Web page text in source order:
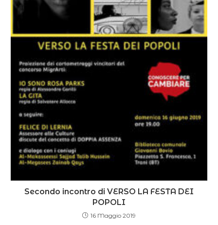
Secondo incontro di VERSO LA FESTA DEI
POPOLI
16 Maggio 2019